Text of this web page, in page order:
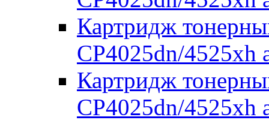
Картридж
CP4025dn/4525xh
Картридж
CP4025dn/4525xh